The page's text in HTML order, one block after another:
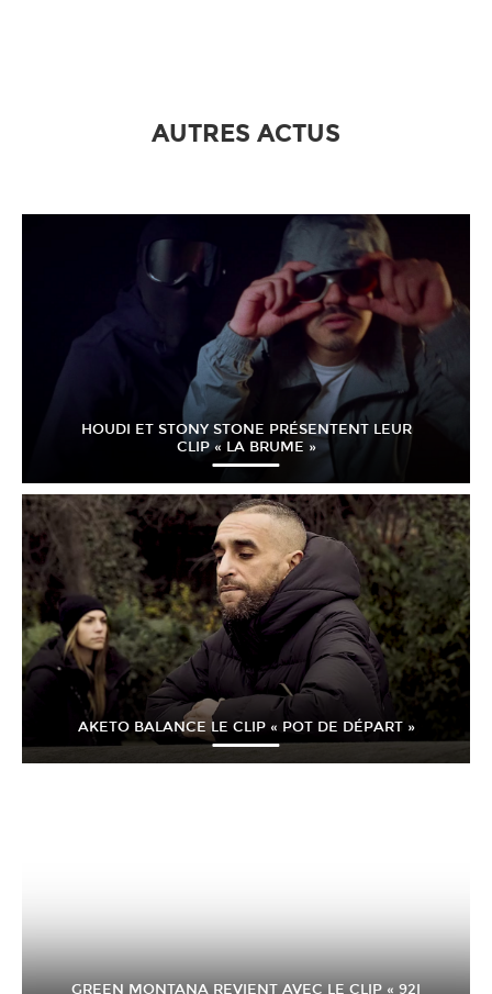
AUTRES ACTUS
HOUDI ET STONY STONE PRÉSENTENT LEUR
CLIP « LA BRUME »
AKETO BALANCE LE CLIP « POT DE DÉPART »
GREEN MONTANA REVIENT AVEC LE CLIP « 92I